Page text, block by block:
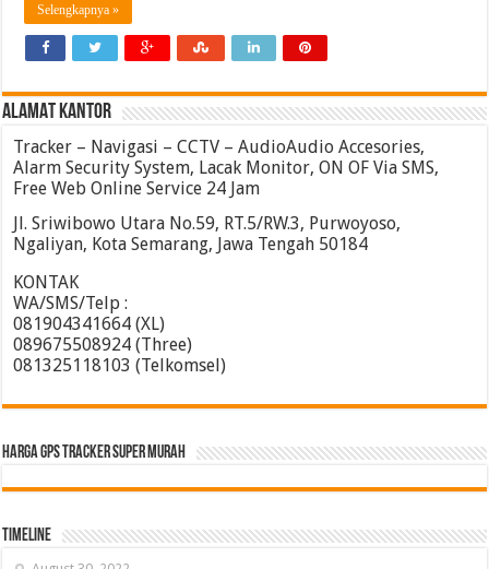
Selengkapnya »
ALAMAT KANTOR
Tracker – Navigasi – CCTV – AudioAudio Accesories,
Alarm Security System, Lacak Monitor, ON OF Via SMS,
Free Web Online Service 24 Jam
Jl. Sriwibowo Utara No.59, RT.5/RW.3, Purwoyoso,
Ngaliyan, Kota Semarang, Jawa Tengah 50184
KONTAK
WA/SMS/Telp :
081904341664 (XL)
089675508924 (Three)
081325118103 (Telkomsel)
HARGA GPS TRACKER SUPER MURAH
Timeline